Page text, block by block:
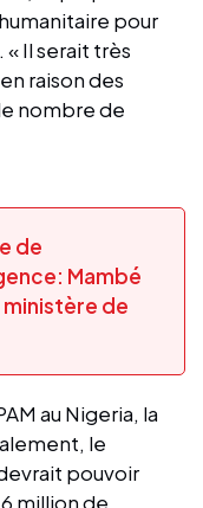
pour
Il serait très
raison des
nombre de
de
Mambé
ministère de
au Nigeria, la
le
pouvoir
million de